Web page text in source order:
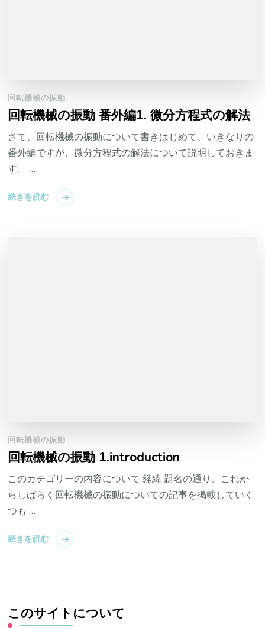
回転機械の振動
回転機械の振動 番外編1. 微分方程式の解法
さて、回転機械の振動について書きはじめて、いきなりの
番外編ですが、微分方程式の解法について説明しておきま
す。 …
続きを読む
回転機械の振動
回転機械の振動 1.introduction
このカテゴリーの内容について 経緯 題名の通り、これか
らしばらく回転機械の振動についての記事を掲載していく
つも …
続きを読む
このサイトについて